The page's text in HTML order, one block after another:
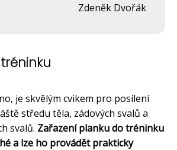
Zdeněk Dvořák
je skvělým cvikem pro posílení
středu těla, zádových svalů a
svalů. Zařazení planku do tréninku
a lze ho provádět prakticky